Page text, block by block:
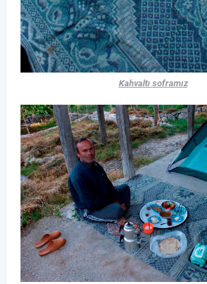
Kahvaltı soframız